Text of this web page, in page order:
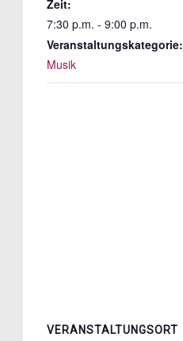
Zeit:
7:30 p.m. - 9:00 p.m.
Veranstaltungskategorie:
Musik
VERANSTALTUNGSORT